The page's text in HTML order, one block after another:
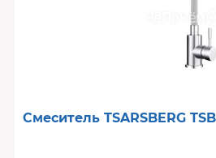
Смеситель TSARSBERG